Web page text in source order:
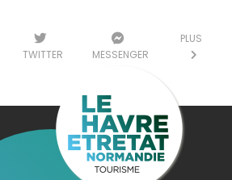
TWITTER MESSENGER
PLUS